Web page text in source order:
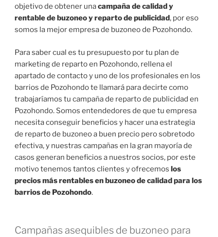
objetivo de obtener unacampaña de calidad y
rentable de buzoneo y reparto de publicidad, por eso
somos la mejor empresa de buzoneo de Pozohondo.
Para saber cual es tu presupuesto por tu plan de
marketing de reparto en Pozohondo, rellena el
apartado de contacto y uno de los profesionales en los
barrios de Pozohondo te llamará para decirte como
trabajaríamos tu campaña de reparto de publicidad en
Pozohondo. Somos entendedores de que tu empresa
necesita conseguir beneficios y hacer una estrategia
de reparto de buzoneo a buen precio pero sobretodo
efectiva, y nuestras campañas en la gran mayoría de
casos generan beneficios a nuestros socios, por este
motivo tenemos tantos clientes y ofrecemos los
precios más rentables en buzoneo de calidad para los
barrios de Pozohondo.
Campañas asequibles de buzoneo para